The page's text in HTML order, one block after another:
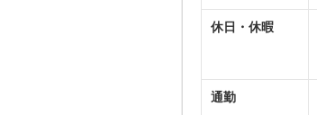
休日・休暇
通勤